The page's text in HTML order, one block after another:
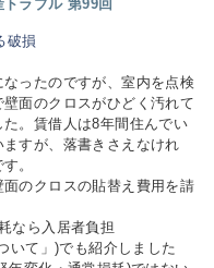
トラブル 第99回
ったのですが、室内を点検
面のクロスがひどく汚れて
。賃借人は8年間住んでい
すが、落書きさえなけれ
。
のクロスの貼替え費用を請
なら入居者負担
いて」)でも紹介しました